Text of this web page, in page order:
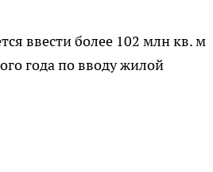
ввести более 102 млн кв. м
года по вводу жилой